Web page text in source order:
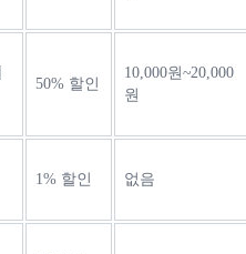
50% 할인
10,000원~20,000
원
1% 할인 없음